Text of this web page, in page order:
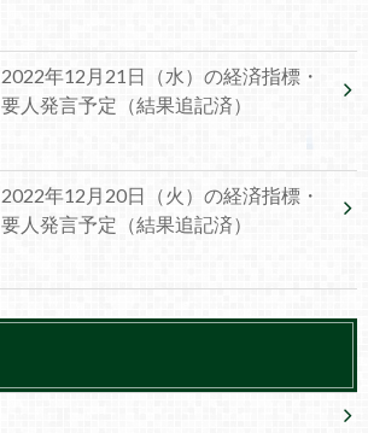
2022年12月21日（水）の経済指標・
要人発言予定（結果追記済）
2022年12月20日（火）の経済指標・
要人発言予定（結果追記済）